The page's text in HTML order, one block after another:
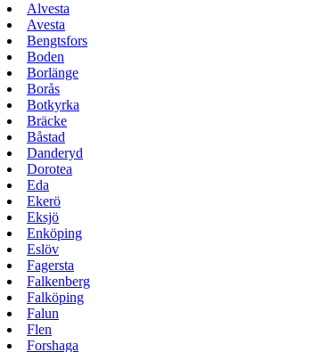
Alvesta
Avesta
Bengtsfors
Boden
Borlänge
Borås
Botkyrka
Bräcke
Båstad
Danderyd
Dorotea
Eda
Ekerö
Eksjö
Enköping
Eslöv
Fagersta
Falkenberg
Falköping
Falun
Flen
Forshaga